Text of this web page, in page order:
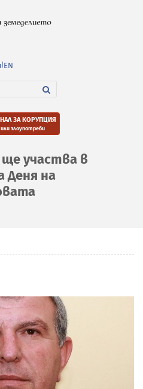
EN
ЗА КОРУПЦИЯ
или злоупотреби
участва в
Деня на